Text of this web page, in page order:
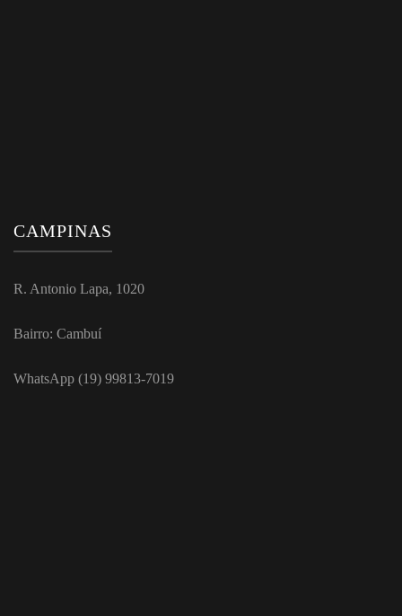
CAMPINAS
R. Antonio Lapa, 1020
Bairro: Cambuí
WhatsApp (19) 99813-7019